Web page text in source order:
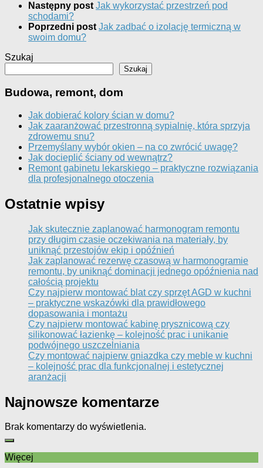
Następny post Jak wykorzystać przestrzeń pod
schodami?
Poprzedni post Jak zadbać o izolację termiczną w
swoim domu?
Szukaj
Szukaj
Budowa, remont, dom
Jak dobierać kolory ścian w domu?
Jak zaaranżować przestronną sypialnię, która sprzyja
zdrowemu snu?
Przemyślany wybór okien – na co zwrócić uwagę?
Jak docieplić ściany od wewnątrz?
Remont gabinetu lekarskiego – praktyczne rozwiązania
dla profesjonalnego otoczenia
Ostatnie wpisy
Jak skutecznie zaplanować harmonogram remontu
przy długim czasie oczekiwania na materiały, by
uniknąć przestojów ekip i opóźnień
Jak zaplanować rezerwę czasową w harmonogramie
remontu, by uniknąć dominacji jednego opóźnienia nad
całością projektu
Czy najpierw montować blat czy sprzęt AGD w kuchni
– praktyczne wskazówki dla prawidłowego
dopasowania i montażu
Czy najpierw montować kabinę prysznicową czy
silikonować łazienkę – kolejność prac i unikanie
podwójnego uszczelniania
Czy montować najpierw gniazdka czy meble w kuchni
– kolejność prac dla funkcjonalnej i estetycznej
aranżacji
Najnowsze komentarze
Brak komentarzy do wyświetlenia.
Więcej